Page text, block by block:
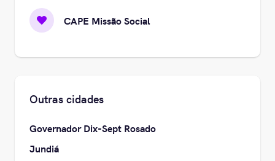
CAPE Missão Social
Outras cidades
Governador Dix-Sept Rosado
Jundiá